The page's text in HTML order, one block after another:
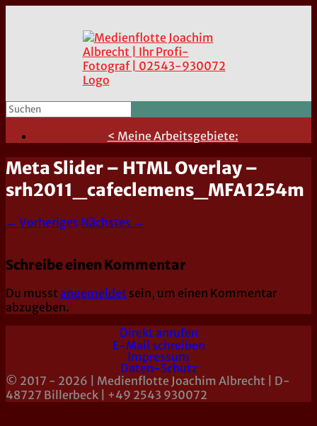
< Meine Arbeitsgebiete:
Meta Slider – HTML Overlay –
srh2011_cafeclemens_MFA1254m
← Vorheriges Nächstes →
Schreibe einen Kommentar
Du musst angemeldet sein, um einen Kommentar
abzugeben.
Direkt anrufen
E-Mail schreiben
Impressum
Daten-Schutz
© 2017 - 2026 | Medienflotte Joachim Albrecht | D-
48727 Billerbeck | +49 2543 930072